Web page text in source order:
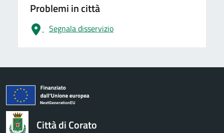
Problemi in città
Segnala disservizio
logo Unione Europea
Città di Corato